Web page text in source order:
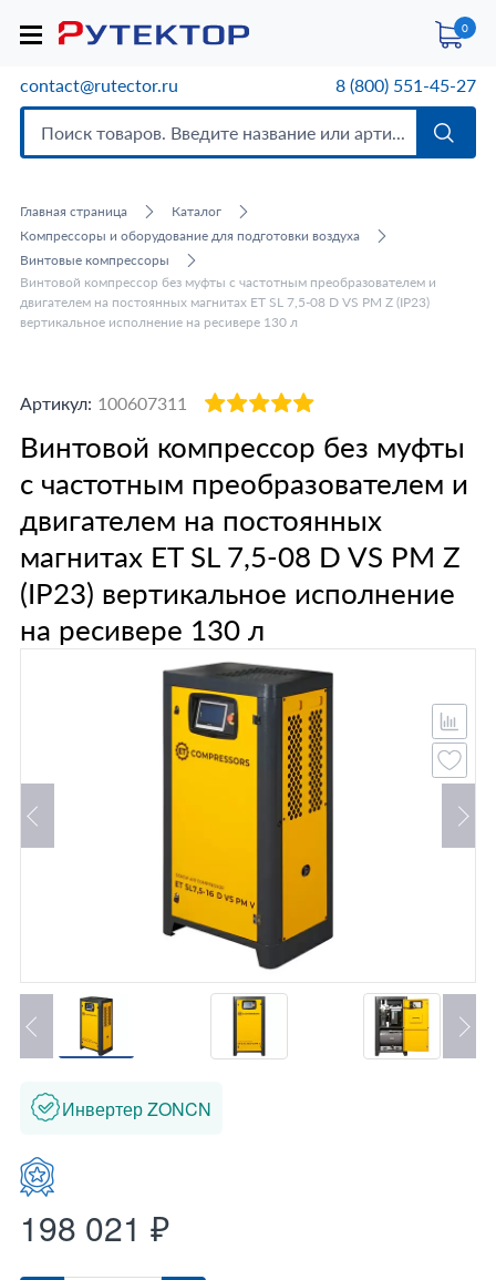
0
contact@rutector.ru 8 (800) 551-45-27
Главная страница
Каталог
Компрессоры и оборудование для подготовки воздуха
Винтовые компрессоры
Винтовой компрессор без муфты с частотным преобразователем и
двигателем на постоянных магнитах ET SL 7,5-08 D VS PM Z (IP23)
вертикальное исполнение на ресивере 130 л
Артикул: 100607311
Винтовой компрессор без муфты
с частотным преобразователем и
двигателем на постоянных
магнитах ET SL 7,5-08 D VS PM Z
(IP23) вертикальное исполнение
на ресивере 130 л
Инвертер ZONCN
198 021 ₽